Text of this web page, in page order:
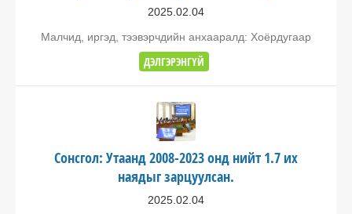
2025.02.04
Малчид, иргэд, тээвэрчдийн анхааралд: Хоёрдугаар
ДЭЛГЭРЭНГҮЙ
Сонсгол: Утаанд 2008-2023 онд нийт 1.7 их
наядыг зарцуулсан.
2025.02.04